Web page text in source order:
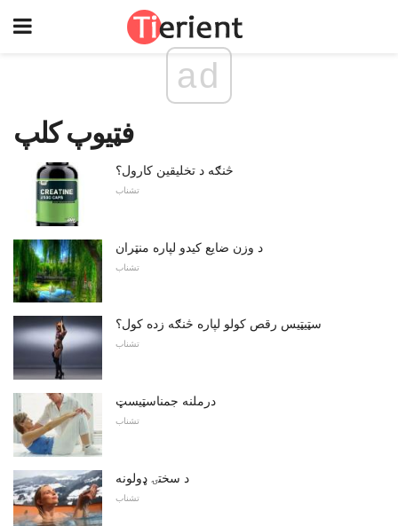
ad
فټیوپ کلپ
څنګه د تخلیقین کارول؟
تشناب
د وزن ضایع کیدو لپاره منټران
تشناب
سټیټیس رقص کولو لپاره څنګه زده کول؟
تشناب
درملنه جمناسټیسټ
تشناب
د سختۍ ډولونه
تشناب